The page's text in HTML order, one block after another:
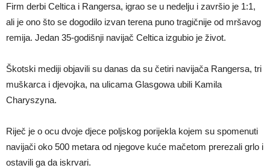
Firm derbi Celtica i Rangersa, igrao se u nedelju i završio je 1:1,
ali je ono što se dogodilo izvan terena puno tragičnije od mršavog
remija. Jedan 35-godišnji navijač Celtica izgubio je život.
Škotski mediji objavili su danas da su četiri navijača Rangersa, tri
muškarca i djevojka, na ulicama Glasgowa ubili Kamila
Charyszyna.
Riječ je o ocu dvoje djece poljskog porijekla kojem su spomenuti
navijači oko 500 metara od njegove kuće mačetom prerezali grlo i
ostavili ga da iskrvari.